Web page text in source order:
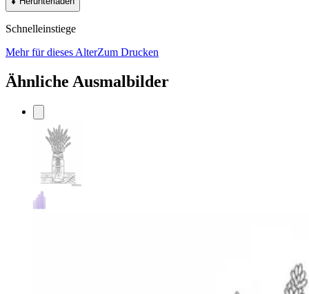
Schnelleinstiege
Mehr für dieses AlterZum Drucken
Ähnliche Ausmalbilder